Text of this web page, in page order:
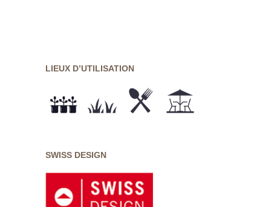
LIEUX D’UTILISATION
SWISS DESIGN